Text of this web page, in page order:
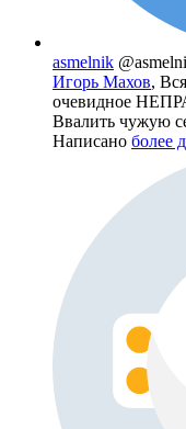
asmelnik
Игорь Махов,
очевидное
Ввалить чужую
Написано более